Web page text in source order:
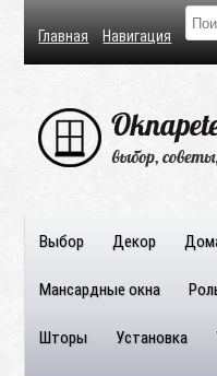
Главная Навигация
Выбор Декор
Мансардные окна
Шторы Установка